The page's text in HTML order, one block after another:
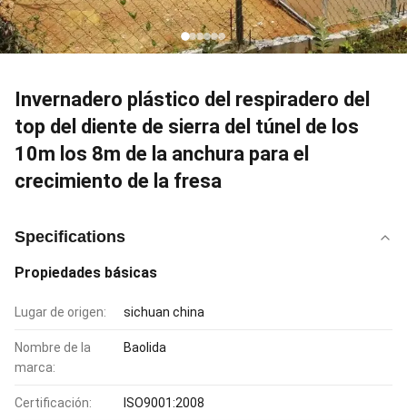
Invernadero plástico del respiradero del
top del diente de sierra del túnel de los
10m los 8m de la anchura para el
crecimiento de la fresa
Specifications
Propiedades básicas
Lugar de origen: sichuan china
Nombre de la
marca:
Baolida
Certificación: ISO9001:2008